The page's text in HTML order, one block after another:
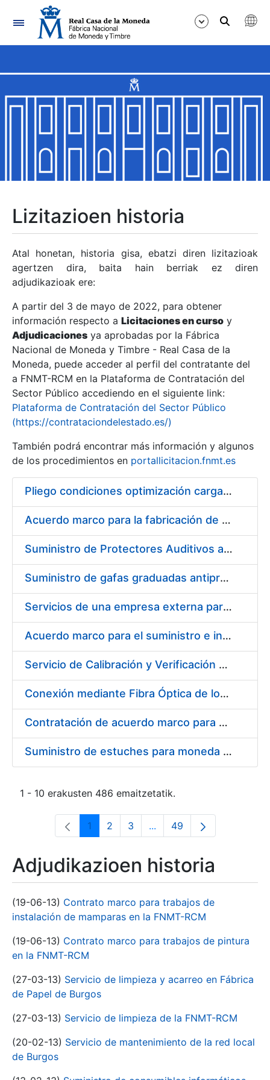
Nabigazioa
Erakutsi/Ezkutatu
Erakutsi/Ezkutatu
Erakutsi/Ezkutatu
Erakutsi/Ezkutatu
Erakutsi/Ezkutatu
Erakutsi/Ezkutatu
Erakutsi/Ezkutatu
Erakutsi/Ezkutatu
Lizitazioen historia
Atal honetan, historia gisa, ebatzi diren lizitazioak
agertzen dira, baita hain berriak ez diren
adjudikazioak ere:
A partir del 3 de mayo de 2022, para obtener
información respecto a Licitaciones en curso y
Adjudicaciones ya aprobadas por la Fábrica
Nacional de Moneda y Timbre - Real Casa de la
Moneda, puede acceder al perfil del contratante del
a FNMT-RCM en la Plataforma de Contratación del
Sector Público accediendo en el siguiente link:
Plataforma de Contratación del Sector Público
(https://contrataciondelestado.es/)
También podrá encontrar más información y algunos
de los procedimientos en portallicitacion.fnmt.es
Pliego condiciones optimización cargas compras firmado
Acuerdo marco para la fabricación de piezas
Suministro de Protectores Auditivos a medida para las personas trabajadoras de los Centros de Trabajo de Madrid y Burgos
Suministro de gafas graduadas antiproyecciones para los trabajadores de la FNMT-RCM en los centros de trabajo de Madrid y Burgos
Servicios de una empresa externa para el asesoramiento y resolución de los recursos de alzada que se presentan relacionados con procesos de selección para la FNMT-RCM
Acuerdo marco para el suministro e instalación de persianas, estores y otros complementos
Servicio de Calibración y Verificación Externa de los Equipos de Medición del Servicio de Prevención de la FNMT-RCM
Conexión mediante Fibra Óptica de los Centros de Proceso de Datos (CPDs) de las sedes de la FNMT-RCM de Burgos y Madrid
Contratación de acuerdo marco para el Suministro de Material de Electricidad para la Fábrica Nacional de Moneda y Timbre-Real Casa de la Moneda en su centro de trabajo de Burgos
Suministro de estuches para moneda de 30 €
1 - 10 erakusten 486 emaitzetatik.
Orrialdea
1 Orrialdea
2 Orrialdea
3 ...Intermediate Pages Use
Orrialdea
49
Adjudikazioen historia
(19-06-13) Contrato marco para trabajos de
instalación de mamparas en la FNMT-RCM
(19-06-13) Contrato marco para trabajos de pintura
en la FNMT-RCM
(27-03-13) Servicio de limpieza y acarreo en Fábrica
de Papel de Burgos
(27-03-13) Servicio de limpieza de la FNMT-RCM
(20-02-13) Servicio de mantenimiento de la red local
de Burgos